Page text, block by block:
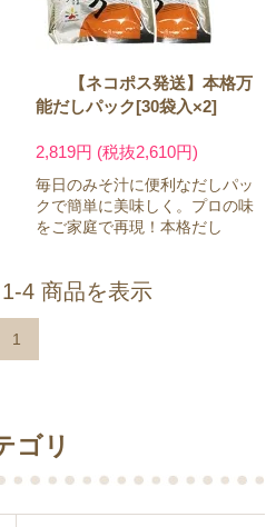
【ネコポス発送】本格万
能だしパック[30袋入×2]
2,819円 (税抜2,610円)
毎日のみそ汁に便利なだしパッ
クで簡単に美味しく。プロの味
をご家庭で再現！本格だし
4 商品を表示
1
ゴリ